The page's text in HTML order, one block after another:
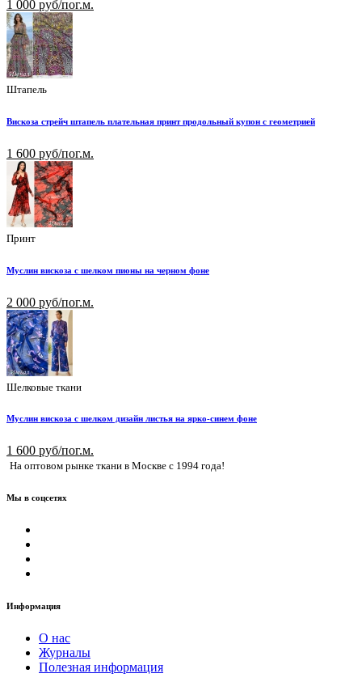
1 000 руб/пог.м.
Штапель
Вискоза стрейч штапель плательная принт продольный купон с геометрией
1 600 руб/пог.м.
Принт
Муслин вискоза с шелком пионы на черном фоне
2 000 руб/пог.м.
Шелковые ткани
Муслин вискоза с шелком дизайн листья на ярко-синем фоне
1 600 руб/пог.м.
На оптовом рынке ткани в Москве с 1994 года!
Мы в соцсетях
Информация
О нас
Журналы
Полезная информация